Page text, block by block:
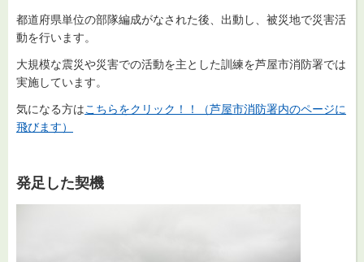
都道府県単位の部隊編成がなされた後、出動し、被災地で災害活
動を行います。
大規模な震災や災害での活動を主とした訓練を芦屋市消防署では
実施しています。
気になる方はこちらをクリック！！（芦屋市消防署内のページに
飛びます）
発足した契機